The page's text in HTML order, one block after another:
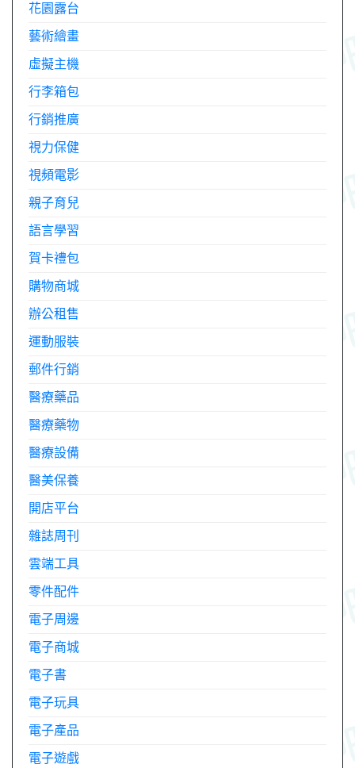
花園露台
藝術繪畫
虛擬主機
行李箱包
行銷推廣
視力保健
視頻電影
親子育兒
語言學習
賀卡禮包
購物商城
辦公租售
運動服裝
郵件行銷
醫療藥品
醫療藥物
醫療設備
醫美保養
開店平台
雜誌周刊
雲端工具
零件配件
電子周邊
電子商城
電子書
電子玩具
電子產品
電子遊戲